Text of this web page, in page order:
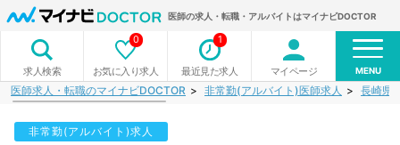
医師の求人・転職・アルバイトはマイナビDOCTOR
求人検索 お気に入り求人
0
最近見た求人
1
マイページ MENU
医師求人・転職のマイナビDOCTOR 非常勤(アルバイト)医師求人 長崎県
非常勤(アルバイト)求人